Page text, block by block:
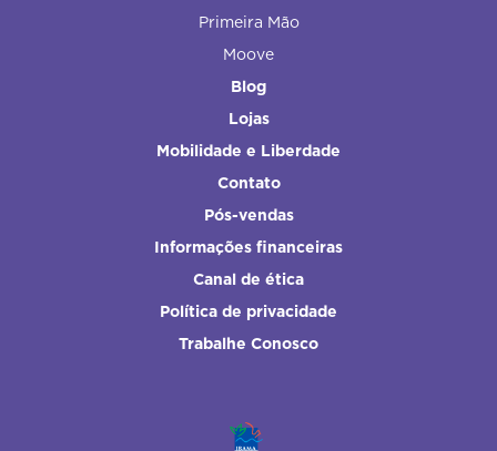
Primeira Mão
Moove
Blog
Lojas
Mobilidade e Liberdade
Contato
Pós-vendas
Informações financeiras
Canal de ética
Política de privacidade
Trabalhe Conosco